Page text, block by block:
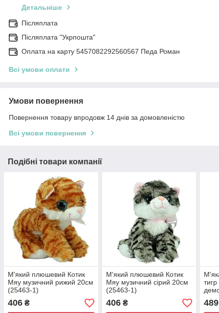
Детальніше
Післяплата
Післяплата "Укрпошта"
Оплата на карту 5457082292560567 Педа Роман
Всі умови оплати
Умови повернення
Повернення товару впродовж 14 днів за домовленістю
Всі умови повернення
Подібні товари компанії
М'який плюшевий Котик
Мяу музичний рижий 20см
(25463-1)
406 ₴
М'який плюшевий Котик
Мяу музичний сірий 20см
(25463-1)
406₴ 489